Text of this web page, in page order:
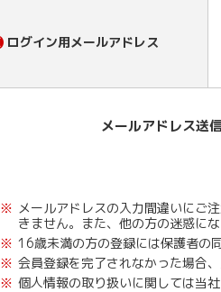
ログイン用メールアドレス
メールアドレス送
※ メールアドレスの入力間違いにご
きません。また、他の方の迷惑に
※ 16歳未満の方の登録には保護者の
※ 会員登録を完了されなかった場合
※ 個人情報の取り扱いに関しては当社